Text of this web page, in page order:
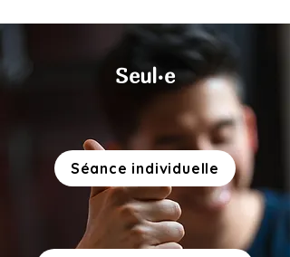
Seul·e
Séance individuelle